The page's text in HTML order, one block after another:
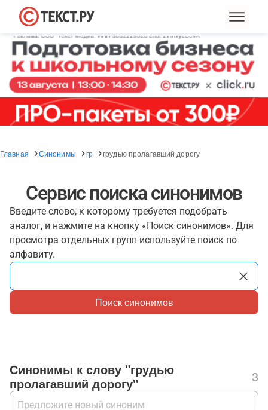
Главная Синонимы гр грудью пролагавший дорогу
Сервис поиска синонимов
Введите слово, к которому требуется подобрать
аналог, и нажмите на кнопку «Поиск синонимов». Для
просмотра отдельных групп используйте поиск по
алфавиту.
Поиск синонимов
Синонимы к слову "грудью
пролагавший дорогу"
3